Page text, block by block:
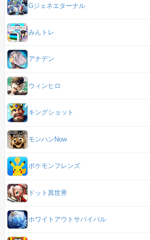
Gジェネエターナル
みんトレ
アナデン
ウィンヒロ
キングショット
モンハンNow
ポケモンフレンズ
ドット異世界
ホワイトアウトサバイバル